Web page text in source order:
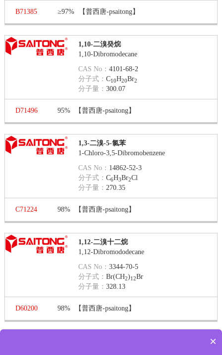
B71385 ≥97% 【普西唐-psaitong】
1,10-二溴癸烷
1,10-Dibromodecane
CAS No：4101-68-2
分子式：C10H20Br2
分子量：300.07
D71496 95% 【普西唐-psaitong】
1,3-二溴-5-氯苯
1-Chloro-3,5-Dibromobenzene
CAS No： 14862-52-3
分子式：C6H3Br2Cl
分子量：270.35
C71224 98% 【普西唐-psaitong】
1,12-二溴十二烷
1,12-Dibromododecane
CAS No：3344-70-5
分子式：Br(CH2)12Br
分子量：328.13
D60200 98% 【普西唐-psaitong】
×